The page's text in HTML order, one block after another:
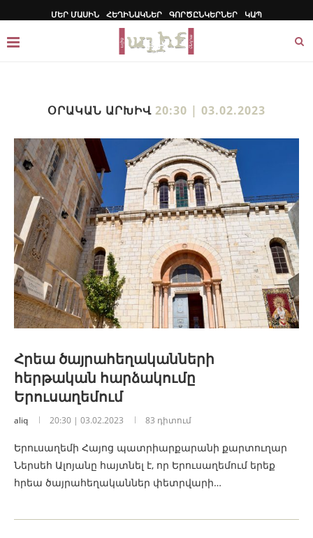
ՄԵՐ ՄԱՍԻՆ ՀԵՂԻՆԱԿՆԵՐ ԳՈՐԾԸՆԿԵՐՆԵՐ ԿԱՊ
ՕՐԱԿԱՆ ԱՐԽԻՎ 20:30 | 03.02.2023
Հրեա ծայրահեղականների
հերթական հարձակումը
Երուսաղեմում
aliq 20:30 | 03.02.2023 83 դիտում
Երուսաղեմի Հայոց պատրիարքարանի քարտուղար
Ներսեհ Ալոյանը հայտնել է, որ Երուսաղեմում երեք
հրեա ծայրահեղականներ փետրվարի…